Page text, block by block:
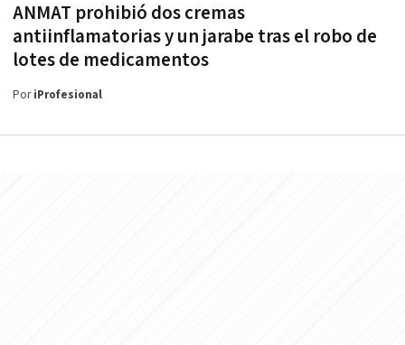
ANMAT prohibió dos cremas
antiinflamatorias y un jarabe tras el robo de
lotes de medicamentos
PoriProfesional